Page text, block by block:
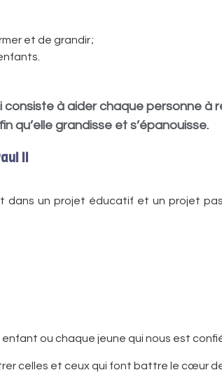
et de grandir ;
consiste à aider chaque personne à
qu’elle grandisse et s’épanouisse.
II
un projet éducatif et un projet
enfant ou chaque jeune qui nous est
celles et ceux qui font battre le cœur